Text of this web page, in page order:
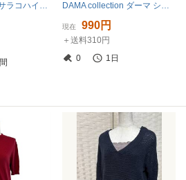
現在 990円
＋送料310円
0
1日